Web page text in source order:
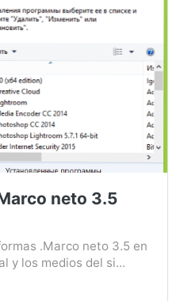
neto 3.5
.Marco neto 3.5 en
y los medios del si...